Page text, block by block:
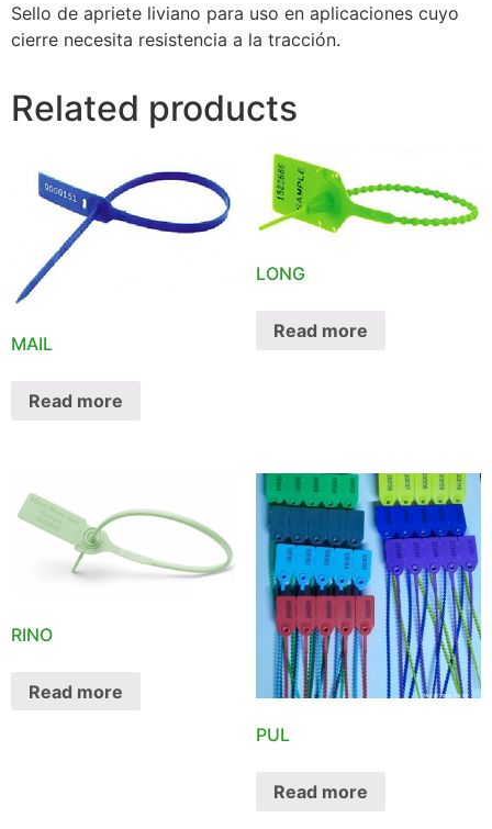
Sello de apriete liviano para uso en aplicaciones cuyo
cierre necesita resistencia a la tracción.
Related products
MAIL
Read more
LONG
Read more
RINO
Read more
PUL
Read more